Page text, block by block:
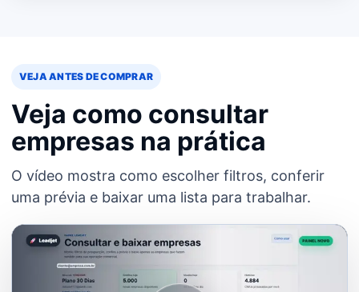
VEJA ANTES DE COMPRAR
Veja como consultar
empresas na prática
O vídeo mostra como escolher filtros, conferir
uma prévia e baixar uma lista para trabalhar.